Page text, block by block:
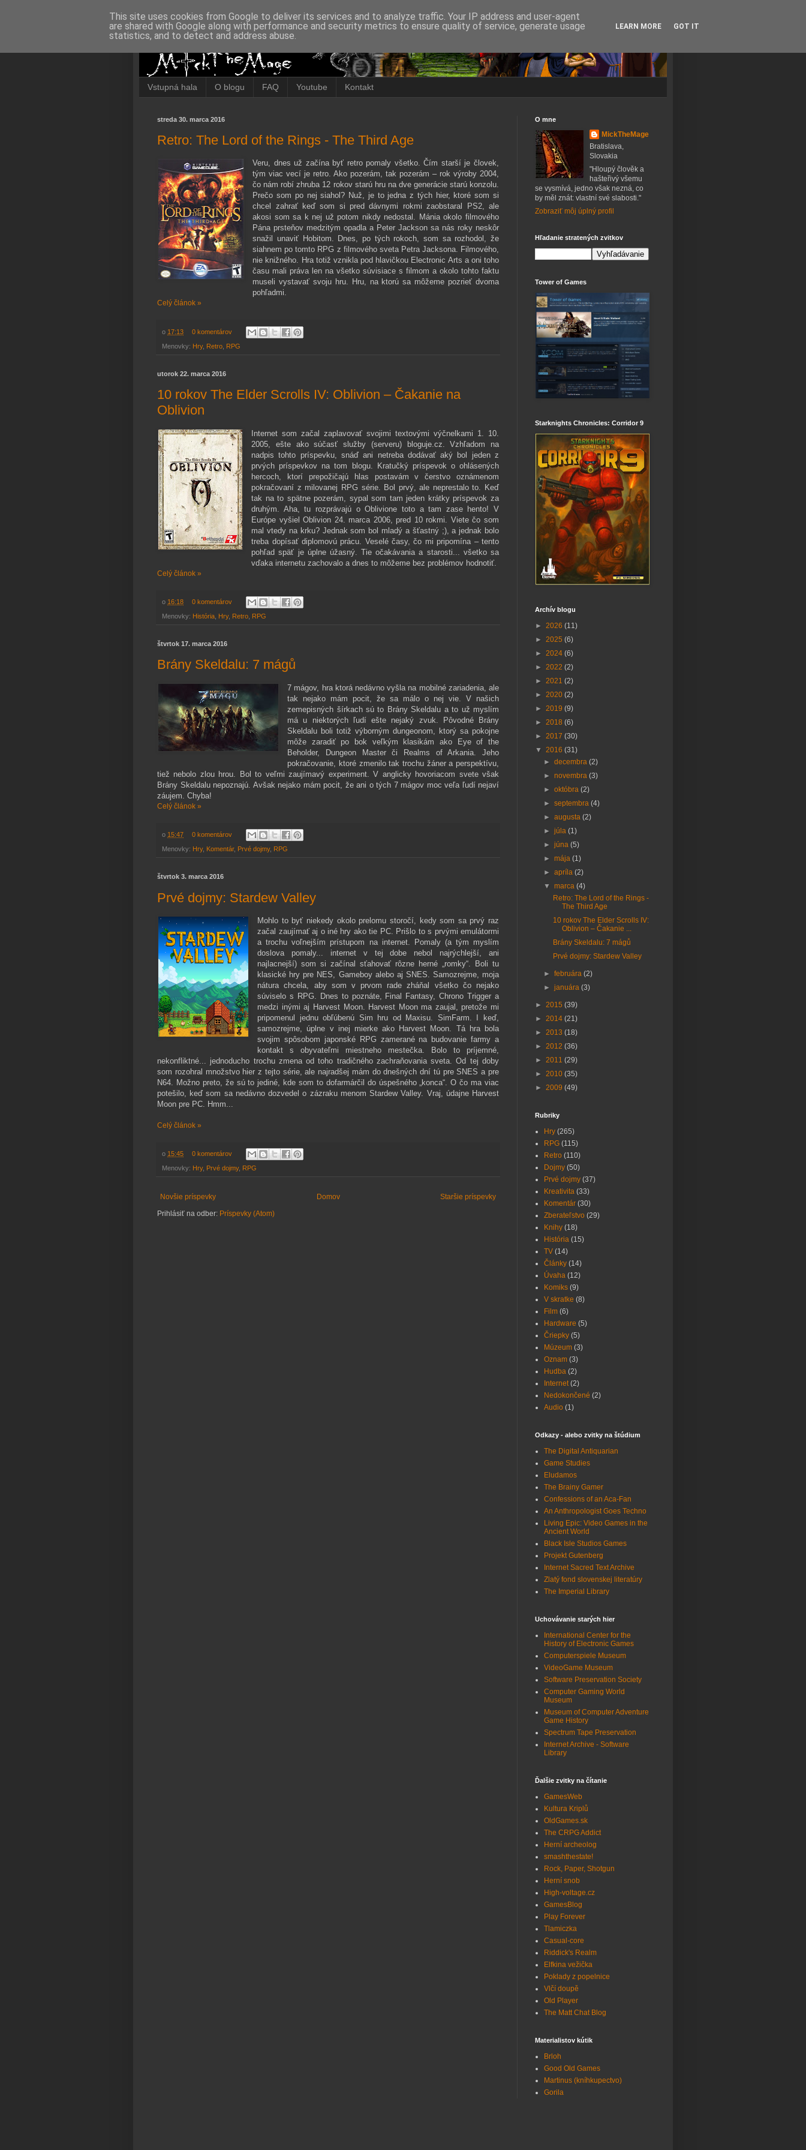
Vstupná hala O blogu FAQ Youtube Kontakt
streda 30. marca 2016
Retro: The Lord of the Rings - The Third Age
Veru, dnes už začína byť retro pomaly všetko. Čím starší je človek,
tým viac vecí je retro. Ako pozerám, tak pozerám – rok výroby 2004,
čo nám robí zhruba 12 rokov starú hru na dve generácie starú konzolu.
Prečo som po nej siahol? Nuž, je to jedna z tých hier, ktoré som si
chcel zahrať keď som si pred dávnymi rokmi zaobstaral PS2, ale
akosi som sa k nej už potom nikdy nedostal. Mánia okolo filmového
Pána prsteňov medzitým opadla a Peter Jackson sa nás roky neskôr
snažil unaviť Hobitom. Dnes, po tých rokoch, som sa rozhodol, že
siahnem po tomto RPG z filmového sveta Petra Jacksona. Filmového,
nie knižného. Hra totiž vznikla pod hlavičkou Electronic Arts a oni toho
času mali práva len na všetko súvisiace s filmom a okolo tohto faktu
museli vystavať svoju hru. Hru, na ktorú sa môžeme pozrieť dvoma
pohľadmi.
Celý článok »
o 17:13 0 komentárov
Menovky: Hry, Retro RPG
utorok 22. marca 2016
10 rokov The Elder Scrolls IV: Oblivion – Čakanie na
Oblivion
Internet som začal zaplavovať svojimi textovými výčnelkami 1. 10.
2005, ešte ako súčasť služby (serveru) bloguje.cz. Vzhľadom na
nadpis tohto príspevku, snáď ani netreba dodávať aký bol jeden z
prvých príspevkov na tom blogu. Kratučký príspevok o ohlásených
hercoch, ktorí prepožičajú hlas postavám v čerstvo oznámenom
pokračovaní z milovanej RPG série. Bol prvý, ale neprestalo to. Keď
tak na to spätne pozerám, sypal som tam jeden krátky príspevok za
druhým. Aha, tu rozprávajú o Oblivione toto a tam zase hento! V
Európe vyšiel Oblivion 24. marca 2006, pred 10 rokmi. Viete čo som
mal vtedy na krku? Jednak som bol mladý a šťastný ;), a jednak bolo
treba dopísať diplomovú prácu. Veselé časy, čo mi pripomína – tento
pohľad späť je úplne úžasný. Tie očakávania a starosti... všetko sa
vďaka internetu zachovalo a dnes to môžeme bez problémov hodnotiť.
Celý článok »
o 16:18 0 komentárov
Menovky: História Hry, Retro RPG
štvrtok 17. marca 2016
Brány Skeldalu: 7 mágů
7 mágov, hra ktorá nedávno vyšla na mobilné zariadenia, ale
tak nejako mám pocit, že sa málo o nej vie. V našich
zemepisných šírkach sú to Brány Skeldalu a to už myslím
má u niektorých ľudí ešte nejaký zvuk. Pôvodné Brány
Skeldalu boli totiž výborným dungeonom, ktorý sa pokojne
môže zaradiť po bok veľkým klasikám ako Eye of the
Beholder, Dungeon Master či Realms of Arkania. Jeho
pokračovanie, ktoré zmenilo tak trochu žáner a perspektívu,
tiež nebolo zlou hrou. Bol to veľmi zaujímavý experiment. V anglicky hovoriacom svete však
Brány Skeldalu nepoznajú. Avšak nejako mám pocit, že ani o tých 7 mágov moc veľa ľudí nejaví
záujem. Chyba!
Celý článok »
o 15:47 0 komentárov
Menovky: Hry, Komentár, Prvé dojmy, RPG
štvrtok 3. marca 2016
Prvé dojmy: Stardew Valley
Mohlo to byť niekedy okolo prelomu storočí, kedy som sa prvý raz
začal zaujímať aj o iné hry ako tie PC. Prišlo to s prvými emulátormi
a trochu voľnejším prístupom na internet. Pomaly (a tým myslím
doslova pomaly... internet v tej dobe nebol najrýchlejší, ani
najlacnejší) som si začínal sťahovať rôzne herné „romky“. Boli tu
klasické hry pre NES, Gameboy alebo aj SNES. Samozrejme, moja
nátura chcela, aby som v prvom rade zháňal všetko čo nejako
súviselo s RPG. Dnes to poznáte, Final Fantasy, Chrono Trigger a
medzi inými aj Harvest Moon. Harvest Moon ma zaujal, pretože mi
pripomenul jednu obľúbenú Sim hru od Maxisu. SimFarm. I keď,
samozrejme, úplne v inej mierke ako Harvest Moon. Tá hra bola
svojim spôsobom japonské RPG zamerané na budovanie farmy a
kontakt s obyvateľmi miestneho mestečka. Bolo to príjemné,
nekonfliktné... jednoducho trochu zmena od toho tradičného zachraňovania sveta. Od tej doby
som rozohral množstvo hier z tejto série, ale najradšej mám do dnešných dní tú pre SNES a pre
N64. Možno preto, že sú to jediné, kde som to dofarmárčil do úspešného „konca“. O čo ma viac
potešilo, keď som sa nedávno dozvedel o zázraku menom Stardew Valley. Vraj, údajne Harvest
Moon pre PC. Hmm...
Celý článok »
o 15:45 0 komentárov
Menovky: Hry, Prvé dojmy, RPG
Novšie príspevky Staršie príspevky
Domov
Prihlásiť na odber: Príspevky (Atom)
O mne
MickTheMage
Bratislava,
Slovakia
"Hloupý člověk a
hašteřivý všemu
se vysmívá, jedno však nezná, co
by měl znát: vlastní své slabosti."
Zobraziť môj úplný profil
Hľadanie stratených zvitkov
Tower of Games
Starknights Chronicles: Corridor 9
Archív blogu
► 2026 (11)
► 2025 (6)
► 2024 (6)
► 2022 (2)
► 2021 (2)
► 2020 (2)
► 2019 (9)
► 2018 (6)
► 2017 (30)
▼ 2016 (31)
►decembra(2)
►novembra(3)
►októbra(2)
►septembra(4)
►augusta(2)
►júla(1)
►júna(5)
►mája(1)
►apríla(2)
▼marca(4)
Retro: The Lord of the Rings -
The Third Age
10 rokov The Elder Scrolls IV:
Oblivion – Čakanie ...
Brány Skeldalu: 7 mágů
Prvé dojmy: Stardew Valley
►februára(2)
►januára(3)
► 2015 (39)
► 2014 (21)
► 2013 (18)
► 2012 (36)
► 2011 (29)
► 2010 (35)
► 2009 (49)
Rubriky
Hry (265)
RPG (115)
Retro (110)
Dojmy (50)
Prvé dojmy (37)
Kreativita (33)
Komentár (30)
Zberateľstvo (29)
Knihy (18)
História (15)
TV (14)
Články (14)
Úvaha (12)
Komiks (9)
V skratke (8)
Film (6)
Hardware (5)
Čriepky (5)
Múzeum (3)
Oznam (3)
Hudba (2)
Internet (2)
Nedokončené (2)
Audio (1)
Odkazy - alebo zvitky na štúdium
The Digital Antiquarian
Game Studies
Eludamos
The Brainy Gamer
Confessions of an Aca-Fan
An Anthropologist Goes Techno
Living Epic: Video Games in the
Ancient World
Black Isle Studios Games
Projekt Gutenberg
Internet Sacred Text Archive
Zlatý fond slovenskej literatúry
The Imperial Library
Uchovávanie starých hier
International Center for the
History of Electronic Games
Computerspiele Museum
VideoGame Museum
Software Preservation Society
Computer Gaming World
Museum
Museum of Computer Adventure
Game History
Spectrum Tape Preservation
Internet Archive - Software
Library
Ďalšie zvitky na čítanie
GamesWeb
Kultura Kriplů
OldGames.sk
The CRPG Addict
Herní archeolog
smashthestate!
Rock, Paper, Shotgun
Herní snob
High-voltage.cz
GamesBlog
Play Forever
Tlamiczka
Casual-core
Riddick's Realm
Elfkina vežička
Poklady z popelnice
Vlčí doupě
Old Player
The Matt Chat Blog
Materialistov kútik
Brloh
Good Old Games
Martinus (kníhkupectvo)
Gorila
This site uses cookies from Google to deliver its services and to analyze traffic. Your IP address and user-agent
are shared with Google along with performance and security metrics to ensure quality of service, generate usage
statistics, and to detect and address abuse.
LEARN MORE GOT IT